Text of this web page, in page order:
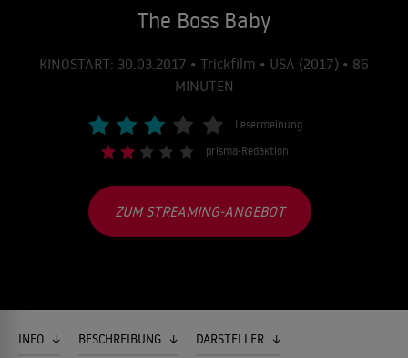
The Boss Baby
KINOSTART: 30.03.2017 • Trickfilm • USA (2017) • 86
MINUTEN
Lesermeinung
prisma-Redaktion
ZUM STREAMING-ANGEBOT
INFO BESCHREIBUNG DARSTELLER